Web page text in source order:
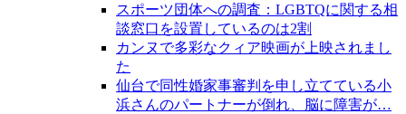
スポーツ団体への調査：LGBTQに関する相
談窓口を設置しているのは2割
カンヌで多彩なクィア映画が上映されまし
た
仙台で同性婚家事審判を申し立てている小
浜さんのパートナーが倒れ、脳に障害が…